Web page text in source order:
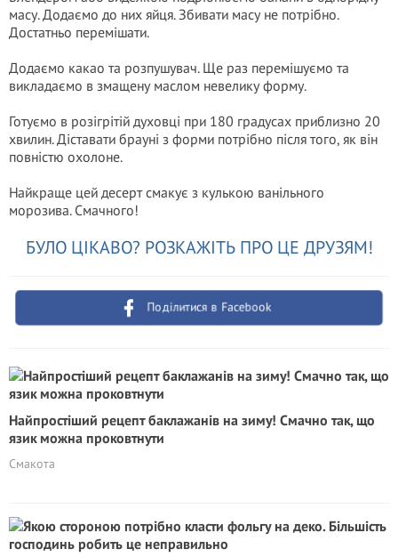
масу. Додаємо до них яйця. Збивати масу не потрібно.
Достатньо перемішати.
Додаємо какао та розпушувач. Ще раз перемішуємо та
викладаємо в змащену маслом невелику форму.
Готуємо в розігрітій духовці при 180 градусах приблизно 20
хвилин. Діставати брауні з форми потрібно після того, як він
повністю охолоне.
Найкраще цей десерт смакує з кулькою ванільного
морозива. Смачного!
БУЛО ЦІКАВО? РОЗКАЖІТЬ ПРО ЦЕ ДРУЗЯМ!
Поділитися в Facebook
Найпростіший рецепт баклажанів на зиму! Смачно так, що
язик можна проковтнути
Смакота